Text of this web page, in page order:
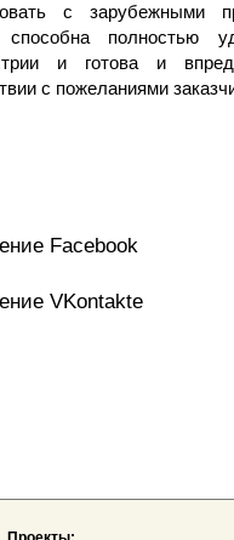
с зарубежными
способна полностью
и готова и
с пожеланиями
Facebook
VKontakte